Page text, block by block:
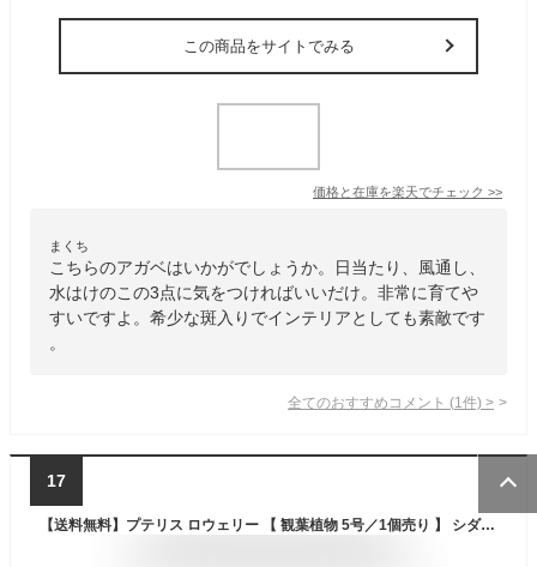
この商品をサイトでみる
価格と在庫を楽天でチェック >>
まくち
こちらのアガベはいかがでしょうか。日当たり、風通し、
水はけのこの3点に気をつければいいだけ。非常に育てや
すいですよ。希少な斑入りでインテリアとしても素敵です
。
全てのおすすめコメント (1 件) >
17
【送料無料】プテリス ロウェリー 【 観葉植物 5号／1個売り 】 シダ植物 獅子葉 斑入り葉 切れ込み イモトソウ科 常緑多年草 おしゃれ オシャレ 可愛い 鑑賞 観賞 オフィス リビング 玄関 庭 屋内 家 初心者 鉢植え